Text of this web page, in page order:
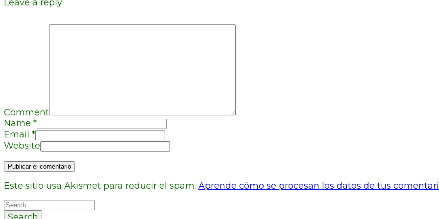
Leave a reply
Comment
Name *
Email *
Website
Este sitio usa Akismet para reducir el spam. Aprende cómo se procesan los datos de tus